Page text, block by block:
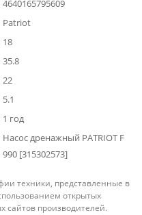
4640165795609
Patriot
18
35.8
22
5.1
1 год
Насос дренажный PATRIOT F
990 [315302573]
техники, представленные в
открытых
сайтов производителей.